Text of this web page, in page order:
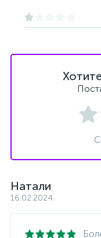
Натали
16.02.2024